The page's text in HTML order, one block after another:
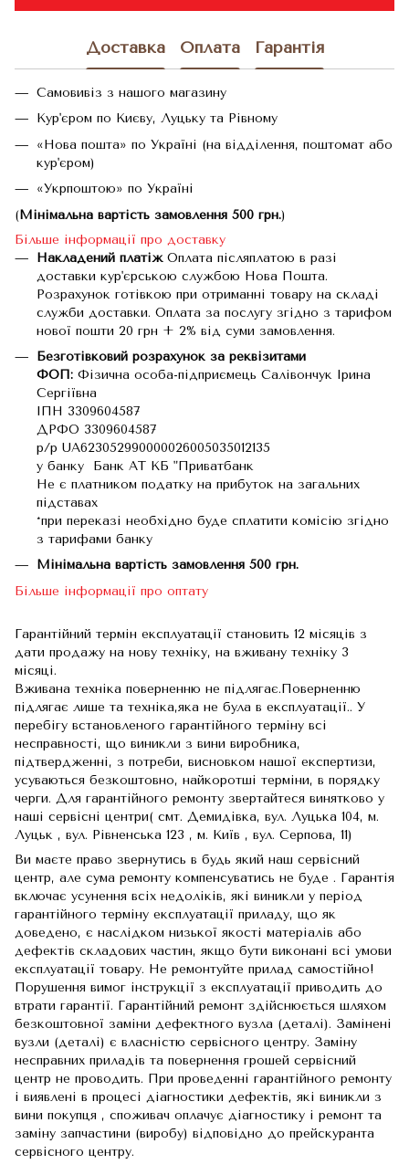
Доставка Оплата Гарантія
Самовивіз з нашого магазину
Кур'єром по Києву, Луцьку та Рівному
«Нова пошта» по Україні (на відділення, поштомат або
кур'єром)
«Укрпоштою» по Україні
(Мінімальна вартість замовлення 500 грн.)
Більше інформації про доставку
Накладений платіжОплата післяплатою в разі
доставки кур'єрською службою Нова Пошта.
Розрахунок готівкою при отриманні товару на складі
служби доставки. Оплата за послугу згідно з тарифом
нової пошти 20 грн + 2% від суми замовлення.
Безготівковий розрахунок за реквізитами
ФОП: Фізична особа-підприємець Салівончук Ірина
Сергіївна
ІПН 3309604587
ДРФО 3309604587
р/р UA623052990000026005035012135
у банку Банк АТ КБ "Приватбанк
Не є платником податку на прибуток на загальних
підставах
*при переказі необхідно буде сплатити комісію згідно
з тарифами банку
Мінімальна вартість замовлення 500 грн.
Більше інформації про оптату
Гарантійний термін експлуатації становить 12 місяців з
дати продажу на нову техніку, на вживану техніку 3
місяці.
Вживана техніка поверненню не підлягає.Поверненню
підлягає лише та техніка,яка не була в експлуатації.. У
перебігу встановленого гарантійного терміну всі
несправності, що виникли з вини виробника,
підтвердженні, з потреби, висновком нашої експертизи,
усуваються безкоштовно, найкоротші терміни, в порядку
черги. Для гарантійного ремонту звертайтеся винятково у
наші сервісні центри( смт. Демидівка, вул. Луцька 104, м.
Луцьк , вул. Рівненська 123 , м. Київ , вул. Серпова, 11)
Ви маєте право звернутись в будь який наш сервісний
центр, але сума ремонту компенсуватись не буде . Гарантія
включає усунення всіх недоліків, які виникли у період
гарантійного терміну експлуатації приладу, що як
доведено, є наслідком низької якості матеріалів або
дефектів складових частин, якщо бути виконані всі умови
експлуатації товару. Не ремонтуйте прилад самостійно!
Порушення вимог інструкції з експлуатації приводить до
втрати гарантії. Гарантійний ремонт здійснюється шляхом
безкоштовної заміни дефектного вузла (деталі). Замінені
вузли (деталі) є власністю сервісного центру. Заміну
несправних приладів та повернення грошей сервісний
центр не проводить. При проведенні гарантійного ремонту
і виявлені в процесі діагностики дефектів, які виникли з
вини покупця , споживач оплачує діагностику і ремонт та
заміну запчастини (виробу) відповідно до прейскуранта
сервісного центру.